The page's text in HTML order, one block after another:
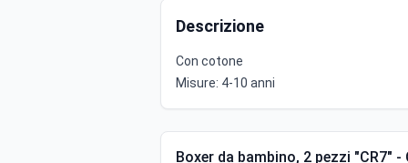
Descrizione
Con cotone
Misure: 4-10 anni
Boxer da bambino, 2 pezzi "CR7" -